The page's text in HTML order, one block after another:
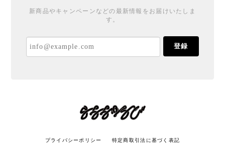
新商品やキャンペーンなどの最新情報をお届けいたしま
す。
登録
プライバシーポリシー 特定商取引法に基づく表記